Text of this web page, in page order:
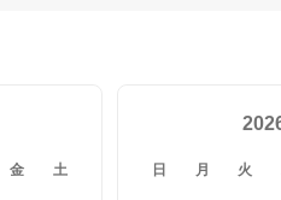
金 土 日 月 火